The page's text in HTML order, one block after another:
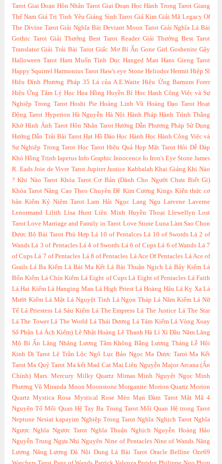
Tarot Giai Đoạn Hôn Nhân Tarot Giai Đoạn Học Hành Trong Tarot Giang
Thế Nam Giá Trị Tình Yêu Giáng Sinh Tarot Giả Kim Giải Mã Legacy Of
The Divine Tarot Giải Nghĩa Bài Deviant Moon Tarot Giải Nghĩa Lá Bài
Gothic Tarot Giải Thưởng Best Tarot Reader Giải Thưởng Best Tarot
Translator Giải Trải Bài Tarot Giấc Mơ Bí Ẩn Gone Girl Goshenite Gậy
Halloween Tarot Ham Muốn Tình Dục Hanged Man Hans Gieng Tarot
Happy Squirrel Harmonius Tarot Haw's eye Stone Heliodor Hermit Hiệp Sĩ
Hiệu Đính Phương Pháp 35 Lá của A.E.Waite Hiệu Ứng Barnum Forer
Hiệu Ứng Tâm Lý Học Hoa Hồng Huyền Bí Hoc Hanh Công Việc và Sự
Nghiệp Trong Tarot Hoshi Pie Hoàng Linh Vũ Hoàng Đạo Tarot Hoạt
Động Tarot Hyperion Hà Nguyễn Hà Nội Hành Pháp Hành Trình Thằng
Khờ Hình Ảnh Tarot Hôn Nhân Tarot Hướng Dẫn Phương Pháp Sử Dụng
Hướng Dẫn Trải Bài Tarot Hạt Hồ Đào Học Hành Học Hành Công Việc và
Sự Nghiệp Trong Tarot Học Tarot Hiệu Quả Họp Mặt Tarot Hỏi Dễ Đáp
Khó Hồng Trịnh Iapetus Info Graphic Innocence Io Iron's Eye Stone James
R. Eads Joie de Vivre Tarot Jupiter Justice Kabbalah Khai Giảng Khi Nào
? Khi Nào Tarot Khóa Tarot Cơ Bản (Dành Cho Người Chưa Biết Gì)
Khóa Tarot Nâng Cao Theo Chuyên Đề Kim Cương Kings Kiến thức cơ
bản Kiếm Kỷ Niệm Tarot Lam Hải Ngọc Lang Ngu Larvene Laverne
Lenormand Lilith Lisa Hunt Liên Minh Huyền Thoại Llewellyn Lost
Tarot Love Marriage and Family in Tarot Love Stone Luna Làm Sao Chọn
Được Bộ Bài Tarot Phù Hợp Lá 10 of Pentalces Lá 10 of Swords Lá 2 of
Wands Lá 3 of Pentacles Lá 4 of Swords Lá 6 of Cups Lá 6 of Wands Lá 7
of Cups Lá 7 of Pentacles Lá 8 of Pentacles Lá Ace Of Pentacles Lá Ace of
Grails Lá Ba Kiếm Lá Bài Ma Kết Lá Bài Thuận Ngịch Lá Bảy Kiếm Lá
Bốn Kiếm Lá Chín Kiếm Lá Eight of Cups Lá Eight of Pentacles Lá Faith
Lá Hai Kiếm Lá Hanging Man Lá High Priest Lá Hoàng Hậu Lá Kỵ Xa Lá
Mười Kiếm Lá Mặt Lá Nguyệt Tinh Lá Ngọn Tháp Lá Năm Kiếm Lá Nữ
Tế Lá Priestess Lá Sáu Kiếm Lá The Empress Lá The Justice Lá The Star
Lá The Tower Lá The World Lá Thái Dương Lá Tám Kiếm Lá Vòng Xoay
Số Phận Lá Ách Kiếm) Lê Nhật Hoàng Lê Thanh Hà Lì Xì Đầu Năm Lăng
Mộ Bí Ẩn Lăng Nhăng Lương Tâm Không Bằng Lương Tháng Lễ Hội
Kinh Dị Tarot Lệ Trần Lộc Ngô Lục Bảo Ngọc Ma Dược Tarot Ma Kết
Tarot Ma Quỷ Tarot Ma kết Mad Cat Mai Liên Nguyễn Major Arcana (Ẩn
Chính) Mars. Mercury Milky Quartz Mimas Minh Nguyệt Ngọc Minh
Phượng Vũ Miranda Moon Moonstone Morganite Morion Quartz Morion
Quartz Mystica Rosa Mystical Rose Mèo Mạn Đàm Tarot Mật Mã 4
Nguyên Tố Mối Quan Hệ Tay Ba Trong Tarot Mối Quan Hệ trong Tarot
Neptune Nesiat kapayim Nghiệp Trong Tarot Nghĩa Nghịch Tarot Nghĩa
Ngược Nghĩa Ngược Tarot Nghĩa Thuận Nghịch Nguyễn Hoàng Hảo
Nguyễn Trung Ngựa Nhị Nguyên Nine of Pentacles Nine of Wands Năng
Lượng Năng Lượng Đá Nội Dung Lá Bài Tarot Oracle Belline Oze69